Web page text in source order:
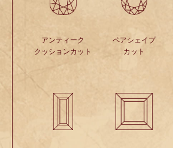
アンティーク
クッションカット
ペアシェイプ
カット